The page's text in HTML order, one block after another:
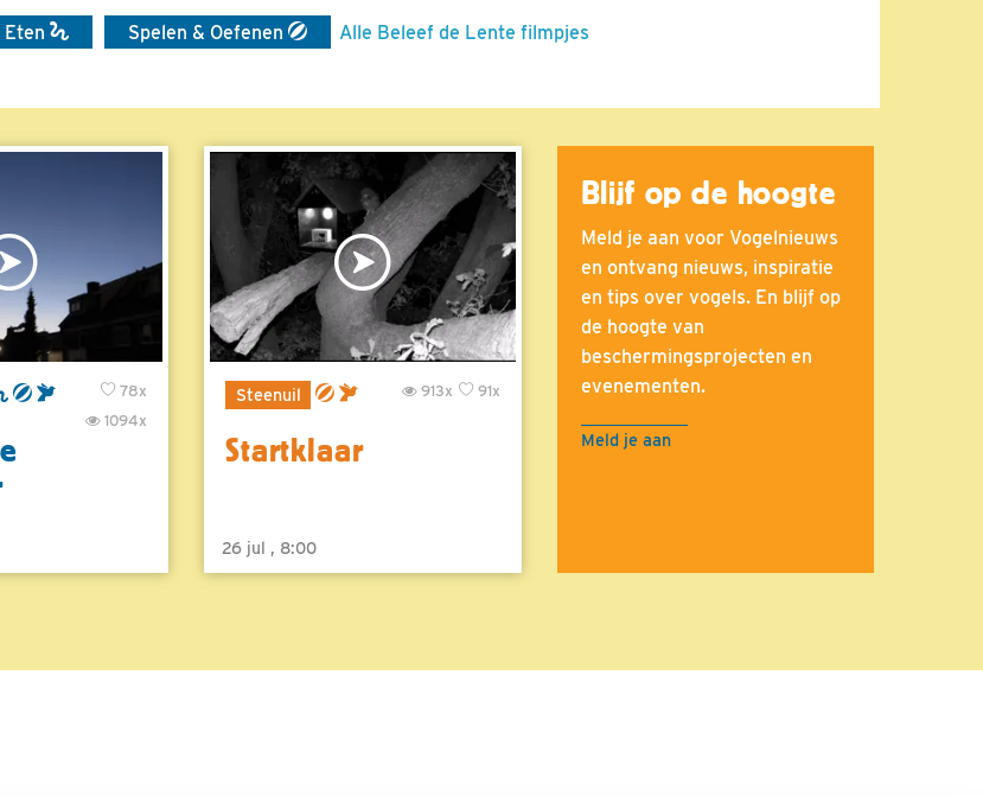
Eten Spelen & Oefenen Alle Beleef de Lente filmpjes
78x
1094x
Steenuil 91x
913x
Startklaar
26 jul , 8:00
Blijf op de hoogte
Meld je aan voor Vogelnieuws
en ontvang nieuws, inspiratie
en tips over vogels. En blijf op
de hoogte van
beschermingsprojecten en
evenementen.
Meld je aan